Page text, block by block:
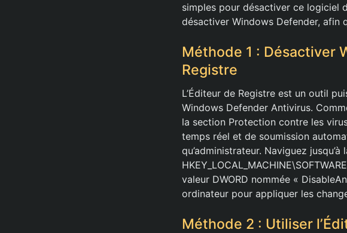
simples pour désactiver ce logiciel
désactiver Windows Defender, afin
Méthode 1 : Désactiver
Registre
L’Éditeur de Registre est un outil
Windows Defender Antivirus.
la section Protection contre les
temps réel et de soumission
qu’administrateur. Naviguez jusqu’à
valeur DWORD nommée «
ordinateur pour appliquer les
Méthode 2 : Utiliser